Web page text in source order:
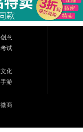
创意
考试
文化
手游
微商